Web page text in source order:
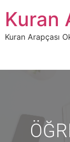
Kuran
Kuran Arapçası